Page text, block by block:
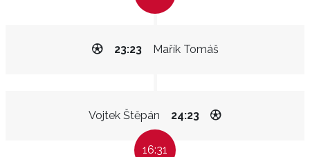
Mařík Tomáš
23:23
Vojtek Štěpán 24:23
16:31